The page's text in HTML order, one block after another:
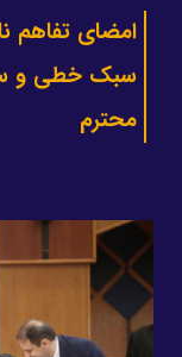
امضای تفاهم
سبک خطی و
محترم